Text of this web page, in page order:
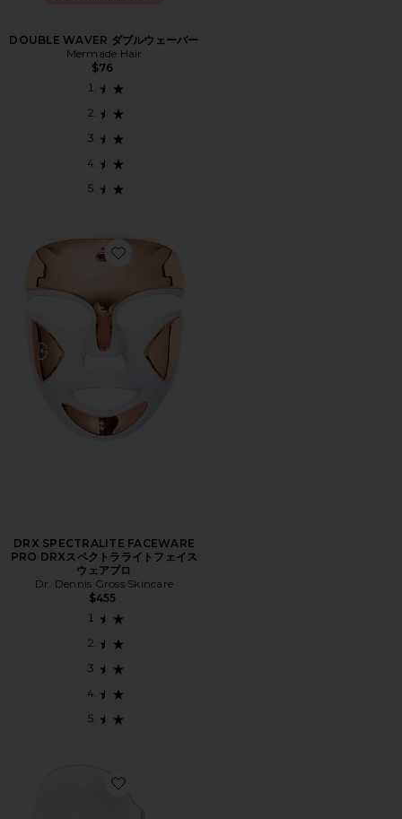
DOUBLE WAVER ダブルウェーバー
Mermade Hair
$76
Favorite DRX SPECTRALITE FACEWARE PRO DRXス
DRX SPECTRALITE FACEWARE
PRO DRXスペクトラライトフェイス
ウェアプロ
Dr. Dennis Gross Skincare
$455
Favorite SHANI DARDEN BY DEESSE PRO LED LIGHT